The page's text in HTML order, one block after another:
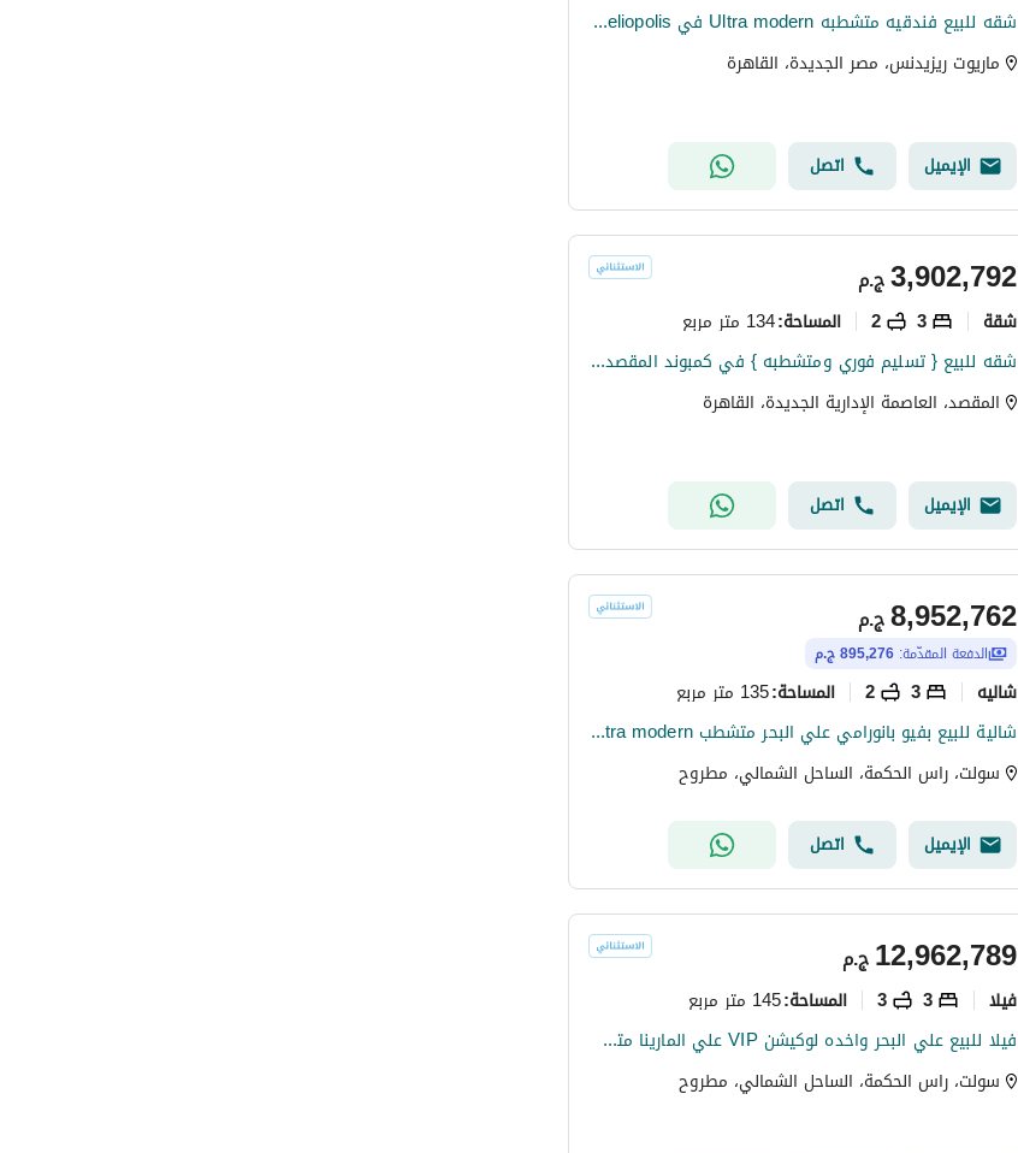
شقه للبيع فندقيه متشطبه Ultra modern في marriott residence heliopolis في مصر الجديده بجوار سيتي ستنر الماظه
ماريوت ريزيدنس، مصر الجديدة، القاهرة
الإيميل اتصل
ج.م3,902,792
شقة 3
2 المساحة:134 متر مربع
شقه للبيع { تسليم فوري ومتشطبه } في كمبوند المقصد في R3 بالتقسيط علي 10 سنوات في العاصمه الاداريه
المقصد، العاصمة الإدارية الجديدة، القاهرة
الإيميل اتصل
ج.م8,952,762
الدفعة المقدّمة: 895,276 ج.م
شاليه 3
2 المساحة:135 متر مربع
شالية للبيع بفيو بانورامي علي البحر متشطب ultra modern بالتقسيط في سولت salt راس الحكمه
سولت، راس الحكمة، الساحل الشمالي، مطروح
الإيميل اتصل
ج.م12,962,789
فیلا 3
3 المساحة:145 متر مربع
فيلا للبيع علي البحر واخده لوكيشن VIP علي المارينا متشطب Ultra modern بالتقسيط في سولت salt north coast راس الحكمه
سولت، راس الحكمة، الساحل الشمالي، مطروح